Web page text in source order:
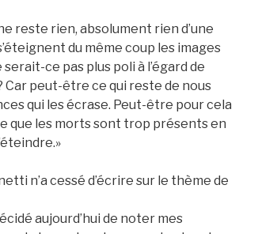
reste rien, absolument rien d’une
du même coup les images
ce pas plus poli à l’égard de
peut-être ce qui reste de nous
qui les écrase. Peut-être pour cela
que les morts sont trop présents en
n’a cessé d’écrire sur le thème de
aujourd’hui de noter mes